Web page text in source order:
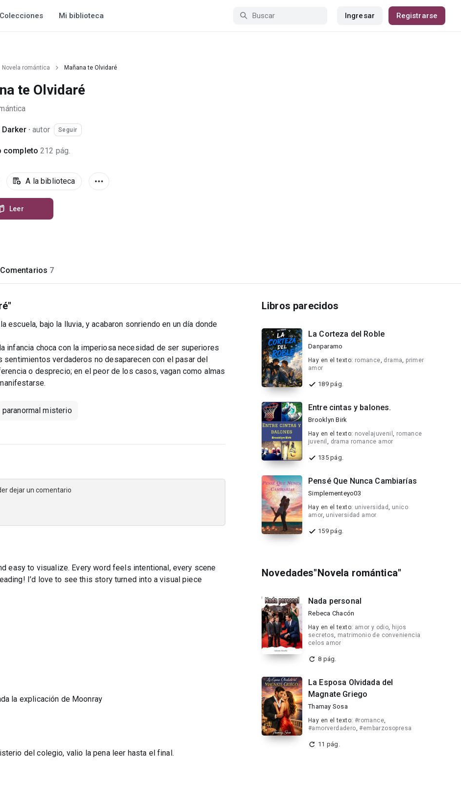
Colecciones Mi biblioteca Ingresar Registrarse
Novela romántica Mañana te Olvidaré
te Olvidaré
Darker·autor Seguir
completo 212 pág.
A la biblioteca
Leer
Comentarios 7
escuela, bajo la lluvia, y acabaron sonriendo en un día donde
infancia choca con la imperiosa necesidad de ser superiores
verdaderos no desaparecen con el pasar del
o desprecio; en el peor de los casos, vagan como almas
paranormal misterio
dejar un comentario
easy to visualize. Every word feels intentional, every scene
I’d love to see this story turned into a visual piece
la explicación de Moonray
del colegio, valio la pena leer hasta el final.
Libros parecidos
La Corteza del Roble
Danparamo
Hay en el texto: romance, drama, primer
amor
189 pág.
Entre cintas y balones.
Brooklyn Birk
Hay en el texto: novelajuvenil, romance
juvenil , drama romance amor
135 pág.
Pensé Que Nunca Cambiarías
Simplementeyo03
Hay en el texto: universidad, unico
amor, universidad amor
159 pág.
Novedades"Novela romántica"
Nada personal
Rebeca Chacón
Hay en el texto: amor y odio, hijos
secretos, matrimonio de conveniencia
celos amor
8 pág.
La Esposa Olvidada del
Magnate Griego
Thamay Sosa
Hay en el texto: #romance,
#amorverdadero,#embarzosopresa
11 pág.